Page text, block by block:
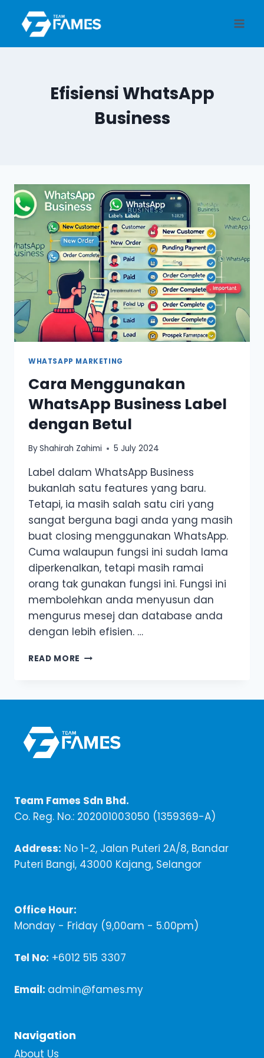
content
Efisiensi WhatsApp
Business
WHATSAPP MARKETING
Cara Menggunakan
WhatsApp Business Label
dengan Betul
ByShahirah Zahimi 5 July 2024
Label dalam WhatsApp Business
bukanlah satu features yang baru.
Tetapi, ia masih salah satu ciri yang
sangat berguna bagi anda yang masih
buat closing menggunakan WhatsApp.
Cuma walaupun fungsi ini sudah lama
diperkenalkan, tetapi masih ramai
orang tak gunakan fungsi ini. Fungsi ini
membolehkan anda menyusun dan
mengurus mesej dan database anda
dengan lebih efisien. …
READ MORE CARA
Team Fames Sdn Bhd.
Co. Reg. No.: 202001003050 (1359369-A)
Address: No 1-2, Jalan Puteri 2A/8, Bandar
Puteri Bangi, 43000 Kajang, Selangor
Office Hour:
Monday - Friday (9,00am - 5.00pm)
Tel No: +6012 515 3307
Email: admin@fames.my
Navigation
About Us